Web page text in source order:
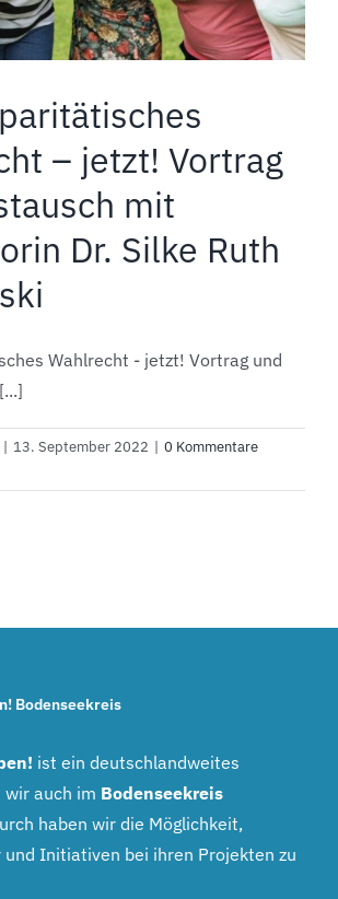
– jetzt! Vortrag
mit
Dr. Silke Ruth
Wahlrecht - jetzt! Vortrag und
| 13. September 2022 | 0 Kommentare
Bodenseekreis
ist ein deutschlandweites
wir auch im Bodenseekreis
haben wir die Möglichkeit,
und Initiativen bei ihren Projekten zu